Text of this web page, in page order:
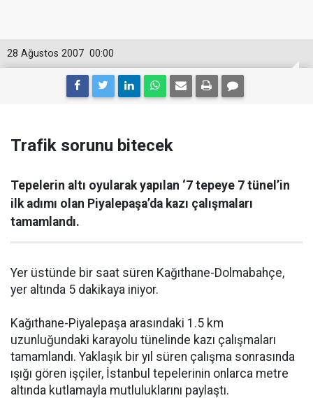
00:00
28 Ağustos 2007
Trafik sorunu bitecek
Tepelerin altı oyularak yapılan ‘7 tepeye 7 tünel’in
ilk adımı olan Piyalepaşa’da kazı çalışmaları
tamamlandı.
Yer üstünde bir saat süren Kağıthane-Dolmabahçe,
yer altında 5 dakikaya iniyor.
Kağıthane-Piyalepaşa arasındaki 1.5 km
uzunluğundaki karayolu tünelinde kazı çalışmaları
tamamlandı. Yaklaşık bir yıl süren çalışma sonrasında
ışığı gören işçiler, İstanbul tepelerinin onlarca metre
altında kutlamayla mutluluklarını paylaştı.